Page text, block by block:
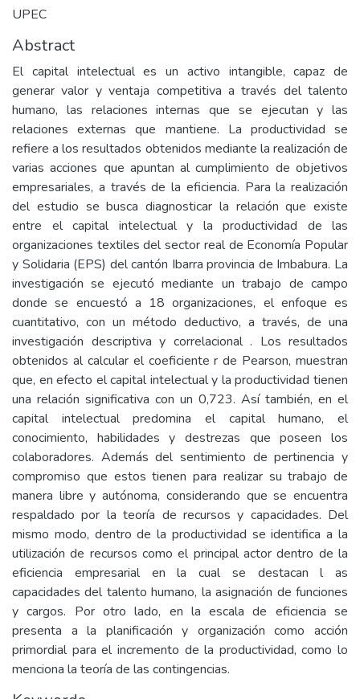
UPEC
Abstract
El capital intelectual es un activo intangible, capaz de
generar valor y ventaja competitiva a través del talento
humano, las relaciones internas que se ejecutan y las
relaciones externas que mantiene. La productividad se
refiere a los resultados obtenidos mediante la realización de
varias acciones que apuntan al cumplimiento de objetivos
empresariales, a través de la eficiencia. Para la realización
del estudio se busca diagnosticar la relación que existe
entre el capital intelectual y la productividad de las
organizaciones textiles del sector real de Economía Popular
y Solidaria (EPS) del cantón Ibarra provincia de Imbabura. La
investigación se ejecutó mediante un trabajo de campo
donde se encuestó a 18 organizaciones, el enfoque es
cuantitativo, con un método deductivo, a través, de una
investigación descriptiva y correlacional . Los resultados
obtenidos al calcular el coeficiente r de Pearson, muestran
que, en efecto el capital intelectual y la productividad tienen
una relación significativa con un 0,723. Así también, en el
capital intelectual predomina el capital humano, el
conocimiento, habilidades y destrezas que poseen los
colaboradores. Además del sentimiento de pertinencia y
compromiso que estos tienen para realizar su trabajo de
manera libre y autónoma, considerando que se encuentra
respaldado por la teoría de recursos y capacidades. Del
mismo modo, dentro de la productividad se identifica a la
utilización de recursos como el principal actor dentro de la
eficiencia empresarial en la cual se destacan l as
capacidades del talento humano, la asignación de funciones
y cargos. Por otro lado, en la escala de eficiencia se
presenta a la planificación y organización como acción
primordial para el incremento de la productividad, como lo
menciona la teoría de las contingencias.